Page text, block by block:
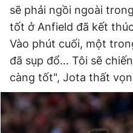
sẽ phải ngồi ngoài
tốt ở Anfield đã kết
Vào phút cuối, một
đã sụp đổ… Tôi sẽ
càng tốt", Jota thất